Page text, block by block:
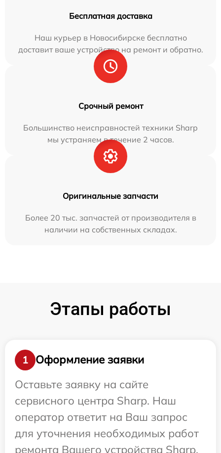
Бесплатная доставка
Наш курьер в Новосибирске бесплатно
доставит ваше устройство на ремонт и обратно.
Срочный ремонт
Большинство неисправностей техники Sharp
мы устраняем в течение 2 часов.
Оригинальные запчасти
Более 20 тыс. запчастей от производителя в
наличии на собственных складах.
Этапы работы
1
Оформление заявки
Оставьте заявку на сайте
сервисного центра Sharp. Наш
оператор ответит на Ваш запрос
для уточнения необходимых работ
ремонта Вашего устройства Sharp.